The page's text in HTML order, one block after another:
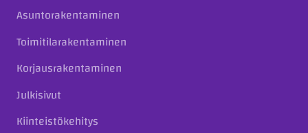
Asuntorakentaminen
Toimitilarakentaminen
Korjausrakentaminen
Julkisivut
Kiinteistökehitys